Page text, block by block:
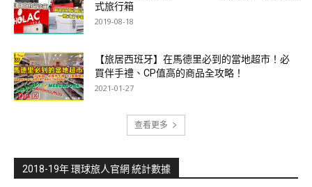
式旅行箱
2019-08-18
【旅居西班牙】在馬德里必到的當地超市！必
買伴手禮、CP值高的商品全攻略！
2021-01-27
查看更多
2018-19年 環球旅人官網 統計數據